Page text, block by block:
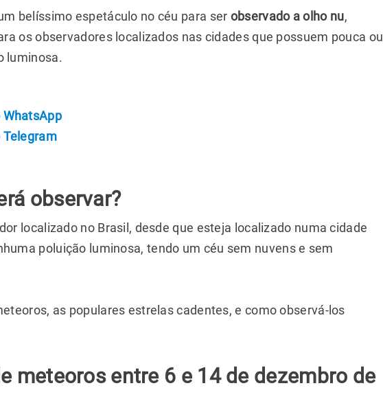
belíssimo espetáculo no céu para ser observado a olho nu,
os observadores localizados nas cidades que possuem pouca ou
luminosa.
observar?
localizado no Brasil, desde que esteja localizado numa cidade
poluição luminosa, tendo um céu sem nuvens e sem
as populares estrelas cadentes, e como observá-los
meteoros entre 6 e 14 de dezembro de